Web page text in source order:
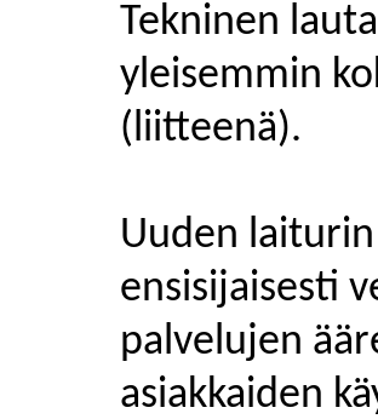
Tekninen
yleisemmin
(liitteenä).
Uuden
ensisijaisesti
palvelujen
asiakkaiden